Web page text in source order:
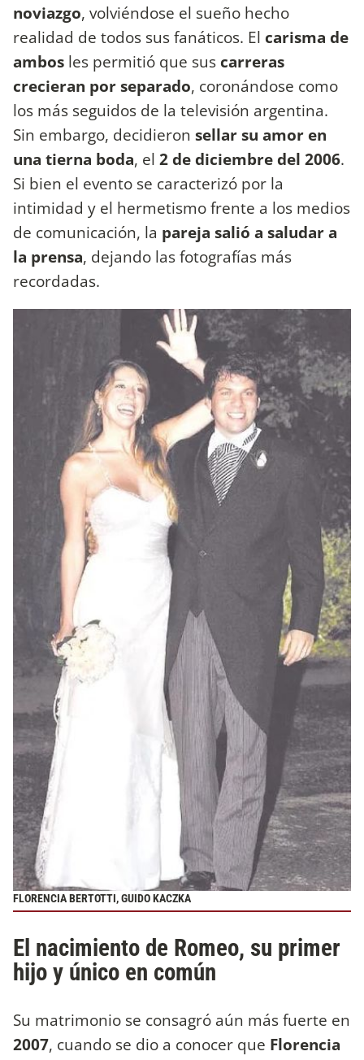
noviazgo, volviéndose el sueño hecho
realidad de todos sus fanáticos. El carisma de
ambos les permitió que sus carreras
crecieran por separado, coronándose como
los más seguidos de la televisión argentina.
Sin embargo, decidieron sellar su amor en
una tierna boda, el 2 de diciembre del 2006.
Si bien el evento se caracterizó por la
intimidad y el hermetismo frente a los medios
de comunicación, la pareja salió a saludar a
la prensa, dejando las fotografías más
recordadas.
FLORENCIA BERTOTTI, GUIDO KACZKA
El nacimiento de Romeo, su primer
hijo y único en común
Su matrimonio se consagró aún más fuerte en
2007, cuando se dio a conocer que Florencia